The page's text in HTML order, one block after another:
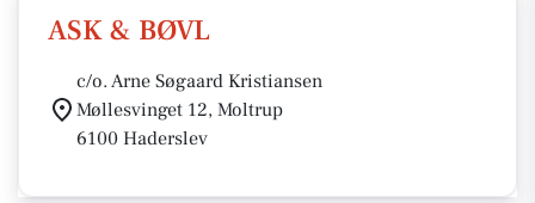
ASK & BØVL
c/o. Arne Søgaard Kristiansen
Møllesvinget 12, Moltrup
6100 Haderslev